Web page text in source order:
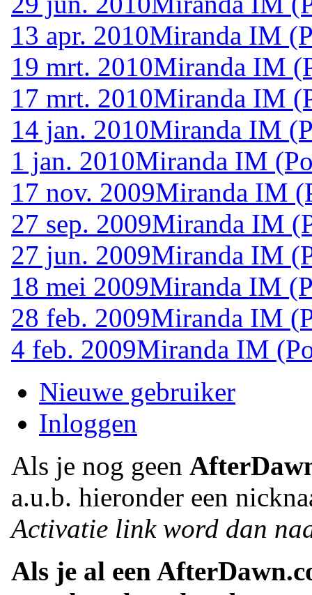
13 apr. 2010Miranda IM
19 mrt. 2010Miranda IM
17 mrt. 2010Miranda IM
14 jan. 2010Miranda IM
1 jan. 2010Miranda IM
17 nov. 2009Miranda IM
27 sep. 2009Miranda IM
27 jun. 2009Miranda IM
18 mei 2009Miranda IM
28 feb. 2009Miranda IM
4 feb. 2009Miranda IM
Nieuwe gebruiker
Inloggen
Als je nog geen
a.u.b. hieronder een
Activatie link word dan
Als je al een